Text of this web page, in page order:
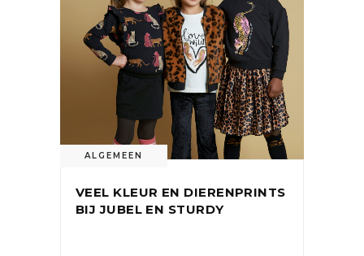
ALGEMEEN
VEEL KLEUR EN DIERENPRINTS
BIJ JUBEL EN STURDY